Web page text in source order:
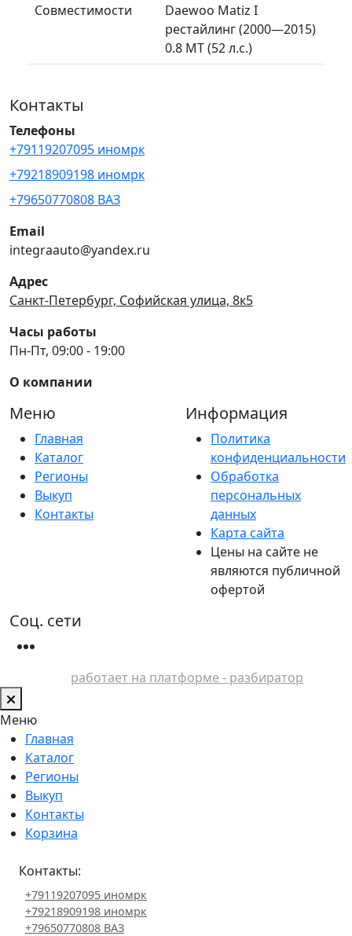
Совместимости
Daewoo Matiz I
рестайлинг (2000—2015)
0.8 MT (52 л.с.)
Контакты
Телефоны
+79119207095 иномрк
+79218909198 иномрк
+79650770808 ВАЗ
Email
integraauto@yandex.ru
Адрес
Санкт-Петербург, Софийская улица, 8к5
Часы работы
Пн-Пт, 09:00 - 19:00
О компании
Меню
Главная
Каталог
Регионы
Выкуп
Контакты
Информация
Политика
конфиденциальности
Обработка
персональных
данных
Карта сайта
Цены на сайте не
являются публичной
офертой
Соц. сети
работает на платформе - разбиратор
Меню
Главная
Каталог
Регионы
Выкуп
Контакты
Корзина
Контакты:
+79119207095 иномрк
+79218909198 иномрк
+79650770808 ВАЗ